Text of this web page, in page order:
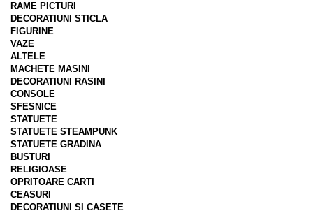
RAME PICTURI
DECORATIUNI STICLA
FIGURINE
VAZE
ALTELE
MACHETE MASINI
DECORATIUNI RASINI
CONSOLE
SFESNICE
STATUETE
STATUETE STEAMPUNK
STATUETE GRADINA
BUSTURI
RELIGIOASE
OPRITOARE CARTI
CEASURI
DECORATIUNI SI CASETE